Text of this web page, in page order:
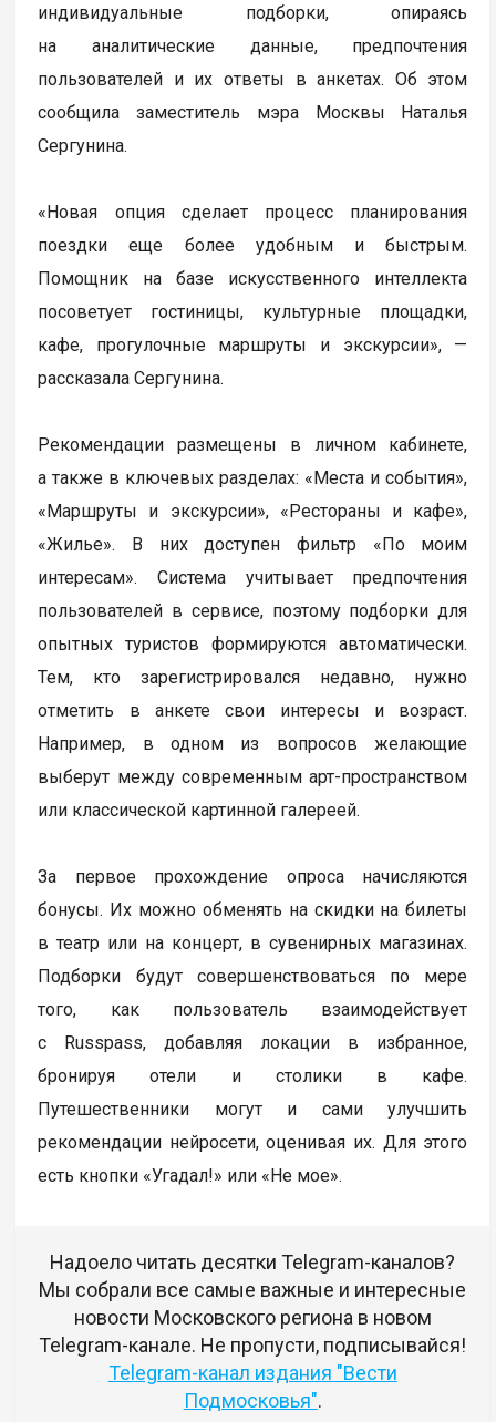
индивидуальные подборки, опираясь
на аналитические данные, предпочтения
пользователей и их ответы в анкетах. Об этом
сообщила заместитель мэра Москвы Наталья
Сергунина.
«Новая опция сделает процесс планирования
поездки еще более удобным и быстрым.
Помощник на базе искусственного интеллекта
посоветует гостиницы, культурные площадки,
кафе, прогулочные маршруты и экскурсии», —
рассказала Сергунина.
Рекомендации размещены в личном кабинете,
а также в ключевых разделах: «Места и события»,
«Маршруты и экскурсии», «Рестораны и кафе»,
«Жилье». В них доступен фильтр «По моим
интересам». Система учитывает предпочтения
пользователей в сервисе, поэтому подборки для
опытных туристов формируются автоматически.
Тем, кто зарегистрировался недавно, нужно
отметить в анкете свои интересы и возраст.
Например, в одном из вопросов желающие
выберут между современным арт-пространством
или классической картинной галереей.
За первое прохождение опроса начисляются
бонусы. Их можно обменять на скидки на билеты
в театр или на концерт, в сувенирных магазинах.
Подборки будут совершенствоваться по мере
того, как пользователь взаимодействует
с Russpass, добавляя локации в избранное,
бронируя отели и столики в кафе.
Путешественники могут и сами улучшить
рекомендации нейросети, оценивая их. Для этого
есть кнопки «Угадал!» или «Не мое».
Надоело читать десятки Telegram-каналов?
Мы собрали все самые важные и интересные
новости Московского региона в новом
Telegram-канале. Не пропусти, подписывайся!
Telegram-канал издания "Вести
Подмосковья".